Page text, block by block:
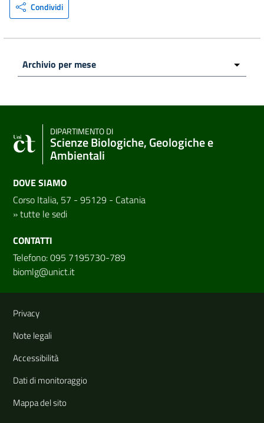
Condividi
DIPARTIMENTO DI
Scienze Biologiche, Geologiche e
Ambientali
DOVE SIAMO
Corso Italia, 57 - 95129 - Catania
»tutte le sedi
CONTATTI
Telefono: 095 7195730-789
biomlg@unict.it
Link e informazioni utili
Privacy
Note legali
Accessibilità
Dati di monitoraggio
Mappa del sito